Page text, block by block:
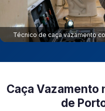
Técnico de caça vazamento
Caça Vazamento
de